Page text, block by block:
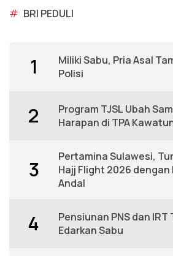
# BRI PEDULI
1
Miliki Sabu, Pria Asal
Polisi
2
Program TJSL Ubah
Harapan di TPA
3
Pertamina Sulawesi,
Hajj Flight 2026
Andal
4
Pensiunan PNS dan
Edarkan Sabu